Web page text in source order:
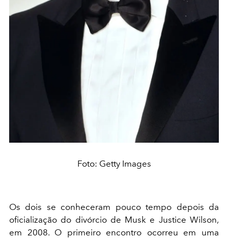
Foto: Getty Images
Os dois se conheceram pouco tempo depois da
oficialização do divórcio de Musk e Justice Wilson,
em 2008. O primeiro encontro ocorreu em uma